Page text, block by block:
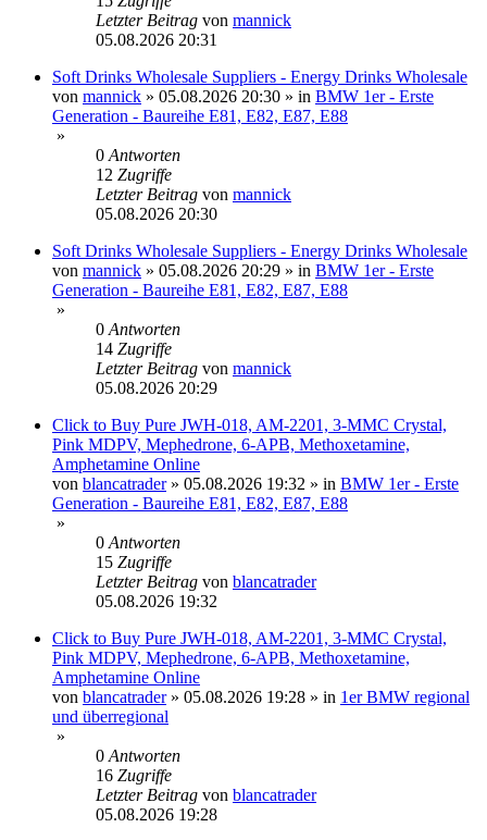
Letzter Beitrag von mannick
05.08.2026 20:31
Soft Drinks Wholesale Suppliers - Energy Drinks Wholesale
von mannick » 05.08.2026 20:30 » in BMW 1er - Erste
Generation - Baureihe E81, E82, E87, E88
»
0 Antworten
12 Zugriffe
Letzter Beitrag von mannick
05.08.2026 20:30
Soft Drinks Wholesale Suppliers - Energy Drinks Wholesale
von mannick » 05.08.2026 20:29 » in BMW 1er - Erste
Generation - Baureihe E81, E82, E87, E88
»
0 Antworten
14 Zugriffe
Letzter Beitrag von mannick
05.08.2026 20:29
Click to Buy Pure JWH-018, AM-2201, 3-MMC Crystal,
Pink MDPV, Mephedrone, 6-APB, Methoxetamine,
Amphetamine Online
von blancatrader» 05.08.2026 19:32 » in BMW 1er - Erste
Generation - Baureihe E81, E82, E87, E88
»
0 Antworten
15 Zugriffe
Letzter Beitrag von blancatrader
05.08.2026 19:32
Click to Buy Pure JWH-018, AM-2201, 3-MMC Crystal,
Pink MDPV, Mephedrone, 6-APB, Methoxetamine,
Amphetamine Online
von blancatrader» 05.08.2026 19:28 » in 1er BMW regional
und überregional
»
0 Antworten
16 Zugriffe
Letzter Beitrag von blancatrader
05.08.2026 19:28